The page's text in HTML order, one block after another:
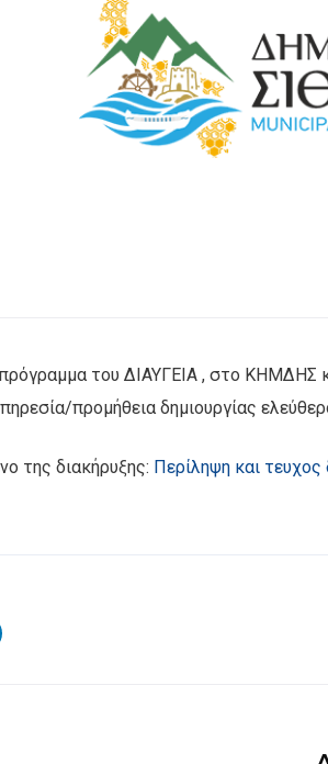
του ΔΙΑΥΓΕΙΑ , στο ΚΗΜΔΗΣ
προμήθεια δημιουργίας
της διακήρυξης: Περίληψη και